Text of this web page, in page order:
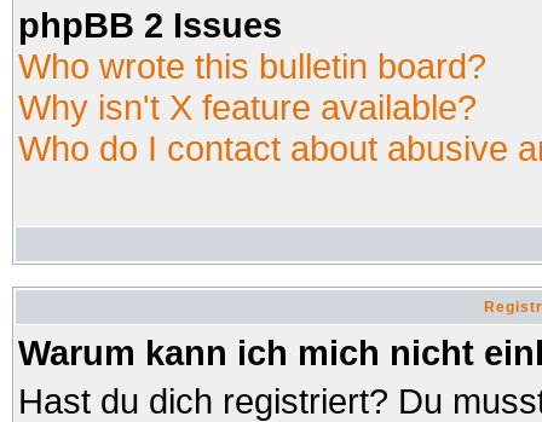
phpBB 2 Issues
Who wrote this bulletin board?
Why isn't X feature available?
Who do I contact about abusive
Warum kann ich mich nicht
Hast du dich registriert? Du